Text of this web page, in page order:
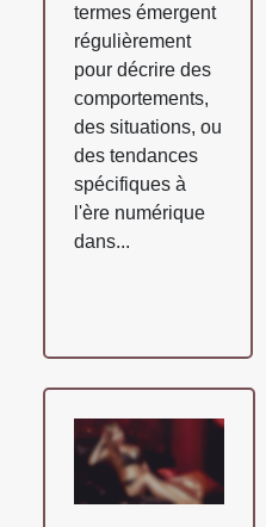
termes émergent
régulièrement
pour décrire des
comportements,
des situations, ou
des tendances
spécifiques à
l'ère numérique
dans...